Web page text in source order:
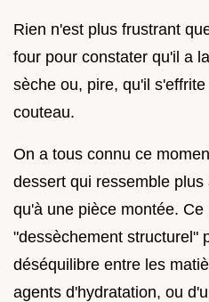
Rien n'est plus frustrant
four pour constater qu'il a
sèche ou, pire, qu'il
couteau.
On a tous connu ce
dessert qui ressemble
qu'à une pièce montée. Ce
"dessèchement structurel"
déséquilibre entre les
agents d'hydratation, ou